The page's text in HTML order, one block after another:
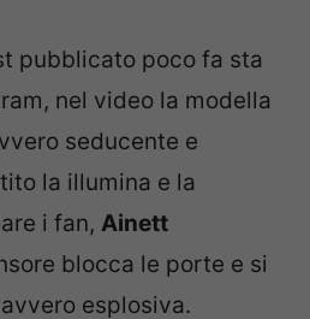
pubblicato poco fa sta
nel video la modella
seducente e
la illumina e la
i fan, Ainett
blocca le porte e si
esplosiva.